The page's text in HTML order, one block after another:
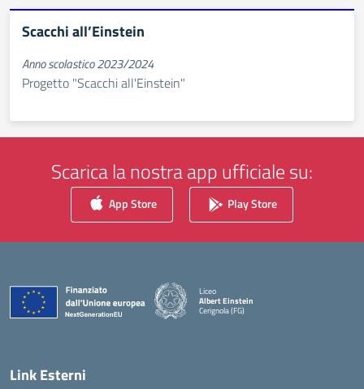
Scacchi all’Einstein
Anno scolastico 2023/2024
Progetto "Scacchi all'Einstein"
Scarica la nostra app ufficiale su:
App Store Play Store
Liceo
Albert Einstein
Cerignola (FG)
— Visita la pagina iniziale della scuola
Link Esterni